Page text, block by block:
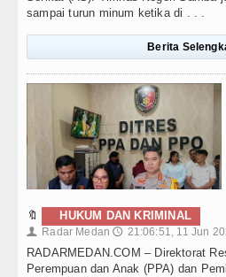
sampai turun minum ketika di . . .
Berita
🔖 HUKUM DAN KRIMINAL
👤 Radar Medan 🕔 21:06:51, 11 Jun
RADARMEDAN.COM – Direktorat
Perempuan dan Anak (PPA) dan